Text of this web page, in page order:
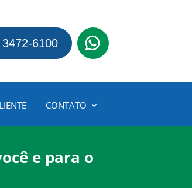
6100
CONTATO
e para o